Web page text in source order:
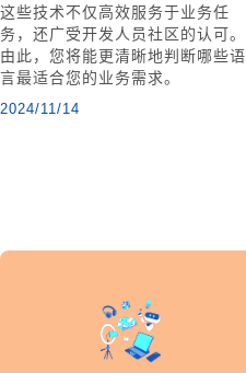
这些技术不仅高效服务于业务任
务，还广受开发人员社区的认可。
由此，您将能更清晰地判断哪些语
言最适合您的业务需求。
2024/11/14